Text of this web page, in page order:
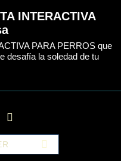
INTERACTIVA
PARA PERROS que
desafía la soledad de tu